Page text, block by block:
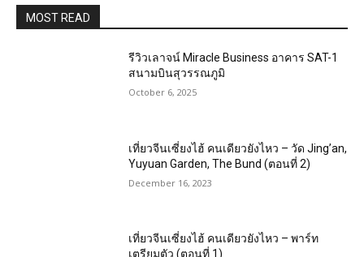
MOST READ
รีวิวเลาจน์ Miracle Business อาคาร SAT-1
สนามบินสุวรรณภูมิ
October 6, 2025
เที่ยวจีนเซี่ยงไฮ้ คนเดียวยังไหว – วัด Jing’an,
Yuyuan Garden, The Bund (ตอนที่ 2)
December 16, 2023
เที่ยวจีนเซี่ยงไฮ้ คนเดียวยังไหว – พาร์ท
เตรียมตัว (ตอนที่ 1)